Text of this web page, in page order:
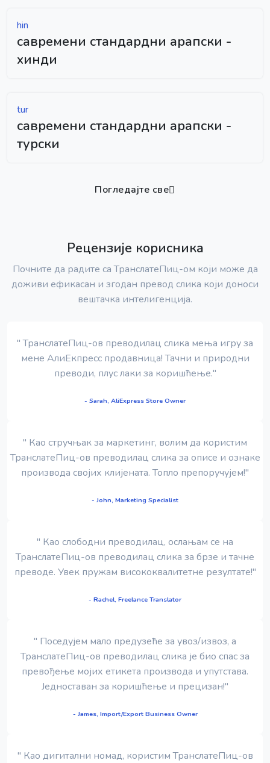
hin
савремени стандардни арапски -
хинди
tur
савремени стандардни арапски -
турски
Погледајте све
Рецензије корисника
Почните да радите са ТранслатеПиц-ом који може да
доживи ефикасан и згодан превод слика који доноси
вештачка интелигенција.
" ТранслатеПиц-ов преводилац слика мења игру за
мене АлиЕкпресс продавница! Тачни и природни
преводи, плус лаки за коришћење."
- Sarah, AliExpress Store Owner
" Као стручњак за маркетинг, волим да користим
ТранслатеПиц-ов преводилац слика за описе и ознаке
производа својих клијената. Топло препоручујем!"
- John, Marketing Specialist
" Као слободни преводилац, ослањам се на
ТранслатеПиц-ов преводилац слика за брзе и тачне
преводе. Увек пружам висококвалитетне резултате!"
- Rachel, Freelance Translator
" Поседујем мало предузеће за увоз/извоз, а
ТранслатеПиц-ов преводилац слика је био спас за
превођење мојих етикета производа и упутстава.
Једноставан за коришћење и прецизан!"
- James, Import/Export Business Owner
" Као дигитални номад, користим ТранслатеПиц-ов